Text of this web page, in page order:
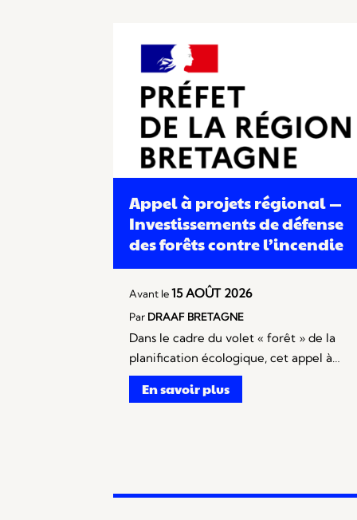
Appel à projets régional —
Investissements de défense
des forêts contre l’incendie
Avant le15 AOÛT 2026
Par DRAAF BRETAGNE
Dans le cadre du volet « forêt » de la
planification écologique, cet appel à…
En savoir plus